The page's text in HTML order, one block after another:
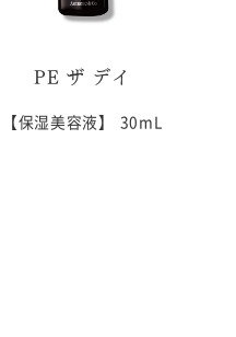
PE ザ デイ
【保湿美容液】 30mL